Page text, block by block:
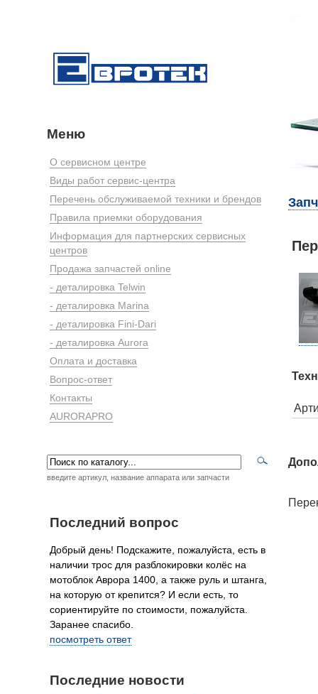
Меню
О сервисном центре
Виды работ сервис-центра
Перечень обслуживаемой техники и брендов
Правила приемки оборудования
Информация для партнерских сервисных
центров
Продажа запчастей online
- деталировка Telwin
- деталировка Marina
- деталировка Fini-Dari
- деталировка Aurora
Оплата и доставка
Вопрос-ответ
Контакты
AURORAPRO
введите артикул, название аппарата или запчасти
Последний вопрос
Добрый день! Подскажите, пожалуйста, есть в
наличии трос для разблокировки колёс на
мотоблок Аврора 1400, а также руль и штанга,
на которую от крепится? И если есть, то
сориентируйте по стоимости, пожалуйста.
Заранее спасибо.
посмотреть ответ
Последние новости